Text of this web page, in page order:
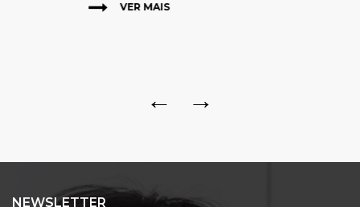
VER MAIS
← →
NEWSLETTER